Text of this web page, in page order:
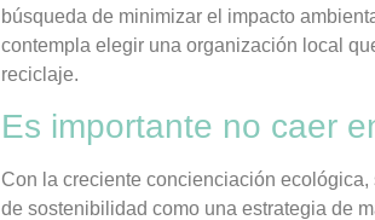
búsqueda de minimizar el impacto
contempla elegir una organización local
reciclaje.
Es importante no caer
Con la creciente concienciación
de sostenibilidad como una estrategia de